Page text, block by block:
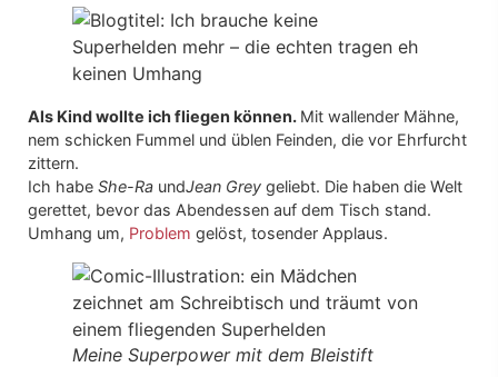
Als Kind wollte ich fliegen können. Mit wallender Mähne,
nem schicken Fummel und üblen Feinden, die vor Ehrfurcht
zittern.
Ich habe She-Ra undJean Grey geliebt. Die haben die Welt
gerettet, bevor das Abendessen auf dem Tisch stand.
Umhang um, Problem gelöst, tosender Applaus.
Meine Superpower mit dem Bleistift